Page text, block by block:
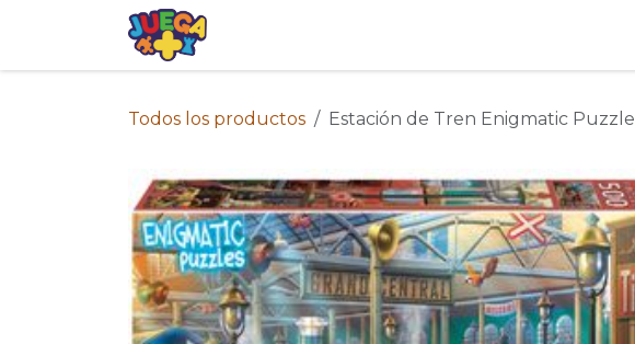
Todos los productos Estación de Tren Enigmatic Puzzle